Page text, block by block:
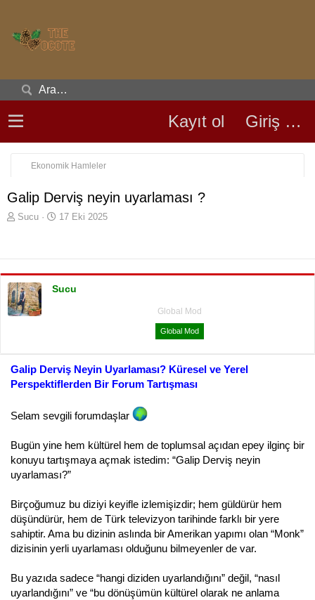
Kayıt ol Giriş yap
Ekonomik Hamleler
Galip Derviş neyin uyarlaması ?
K
u
b
a
ş
a
n
Sucu
B
n
g
i
h
17 Eki 2025
Sucu
Global Mod
Global Mod
Galip Derviş Neyin Uyarlaması? Küresel ve Yerel
Perspektiflerden Bir Forum Tartışması
Selam sevgili forumdaşlar
Bugün yine hem kültürel hem de toplumsal açıdan epey ilginç bir
konuyu tartışmaya açmak istedim: “Galip Derviş neyin
uyarlaması?”
Birçoğumuz bu diziyi keyifle izlemişizdir; hem güldürür hem
düşündürür, hem de Türk televizyon tarihinde farklı bir yere
sahiptir. Ama bu dizinin aslında bir Amerikan yapımı olan “Monk”
dizisinin yerli uyarlaması olduğunu bilmeyenler de var.
Bu yazıda sadece “hangi diziden uyarlandığını” değil, “nasıl
uyarlandığını” ve “bu dönüşümün kültürel olarak ne anlama